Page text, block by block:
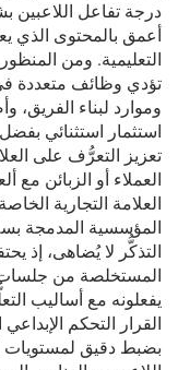
درجة تفاعل اللاعبين
أعمق بالمحتوى الذي
التعليمية. ومن
تؤدي وظائف متعددة
وموارد لبناء الفريق،
استثمار استثنائي
تعزيز التعرُّف على
العملاء أو الزبائن
العلامة التجارية
المؤسسية المدمجة
التذكُّر لا يُضاهى، إذ
المستخلصة من جلسات
يفعلونه مع أساليب
القرار التحكم
بضبط دقيق لمستويات